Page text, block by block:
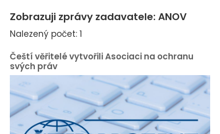
Zobrazuji zprávy zadavatele: ANOV
Nalezený počet: 1
Čeští věřitelé vytvořili Asociaci na ochranu
svých práv